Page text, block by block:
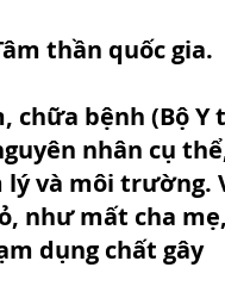
thần quốc gia.
chữa bệnh (Bộ Y
nhân cụ
lý và môi trường.
như mất cha
dụng chất gây